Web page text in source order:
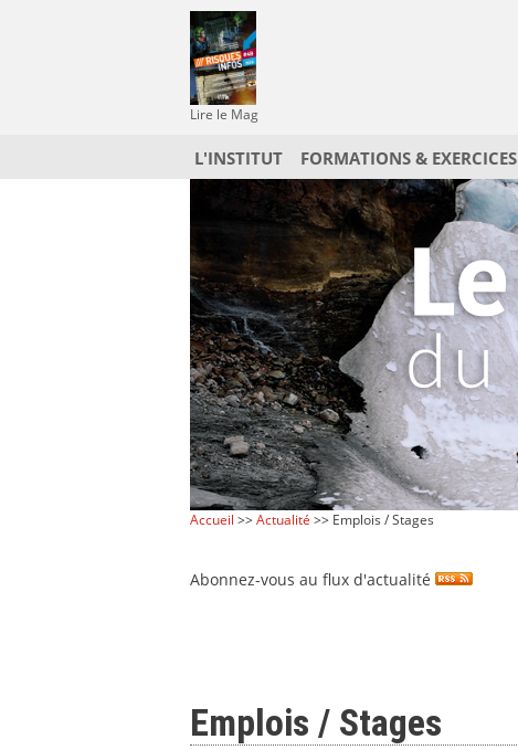
Lire le Mag
L'INSTITUT FORMATIONS & EXERCICES
Accueil >>Actualité >> Emplois / Stages
Abonnez-vous au flux d'actualité
Emplois / Stages